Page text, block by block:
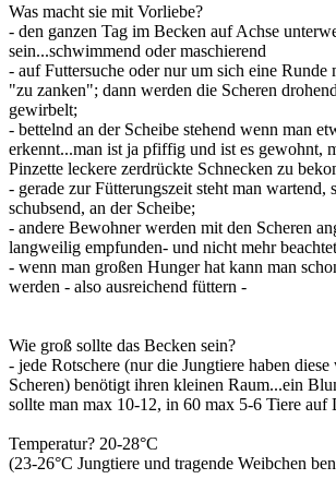
Was macht sie mit Vorliebe?
- den ganzen Tag im Becken auf Achse
sein...schwimmend oder maschierend
- auf Futtersuche oder nur um sich eine Runde
"zu zanken"; dann werden die Scheren
gewirbelt;
- bettelnd an der Scheibe stehend wenn man
erkennt...man ist ja pfiffig und ist es gewohnt,
Pinzette leckere zerdrückte Schnecken zu
- gerade zur Fütterungszeit steht man wartend,
schubsend, an der Scheibe;
- andere Bewohner werden mit den Scheren
langweilig empfunden- und nicht mehr
- wenn man großen Hunger hat kann man
werden - also ausreichend füttern -
Wie groß sollte das Becken sein?
- jede Rotschere (nur die Jungtiere haben
Scheren) benötigt ihren kleinen Raum...ein
sollte man max 10-12, in 60 max 5-6 Tiere auf
Temperatur? 20-28°C
(23-26°C Jungtiere und tragende Weibchen